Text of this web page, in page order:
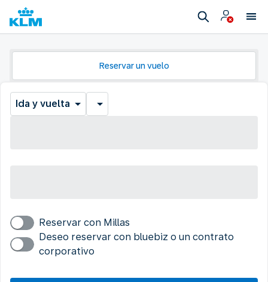
Reservar un vuelo
Ida y vuelta
Reservar con Millas
Deseo reservar con bluebiz o un contrato
corporativo